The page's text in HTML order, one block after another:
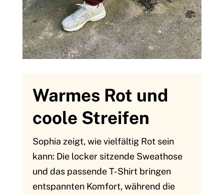
Warmes Rot und
coole Streifen
Sophia zeigt, wie vielfältig Rot sein
kann: Die locker sitzende Sweathose
und das passende T-Shirt bringen
entspannten Komfort, während die